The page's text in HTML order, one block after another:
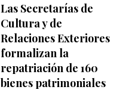
Las Secretarías de
Cultura y de
Relaciones Exteriores
formalizan la
repatriación de 160
bienes patrimoniales